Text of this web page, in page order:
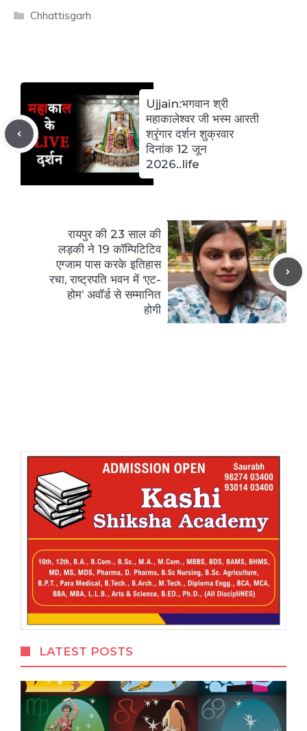
Categories
Chhattisgarh
Ujjain:भगवान श्री
महाकालेश्वर जी भस्म आरती
श्रृंगार दर्शन शुक्रवार
दिनांक 12 जून
2026..life
रायपुर की 23 साल की
लड़की ने 19 कॉम्पिटिटिव
एग्जाम पास करके इतिहास
रचा, राष्ट्रपति भवन में ‘एट-
होम’ अवॉर्ड से सम्मानित
होगी
LATEST POSTS